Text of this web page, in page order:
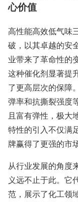
心价值
高性能高效低气味
破，以其卓越的安
业带来了革命性的
这种催化剂显著提
了更高层次的保障
弹率和抗撕裂强度
且富有弹性，极大
特性的引入不仅满
牌赢得了更强的市
从行业发展的角度
义远不止于此。它
范，展示了化工领